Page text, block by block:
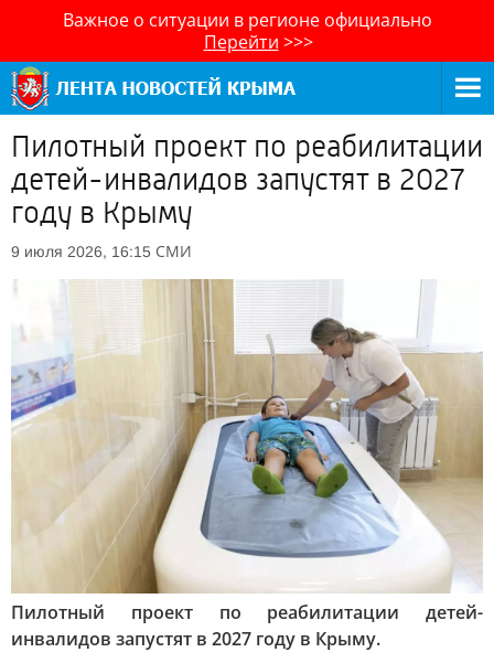
Важное о ситуации в регионе официально
Перейти >>>
Пилотный проект по реабилитации
детей-инвалидов запустят в 2027
году в Крыму
9 июля 2026, 16:15 СМИ
Пилотный проект по реабилитации детей-
инвалидов запустят в 2027 году в Крыму.